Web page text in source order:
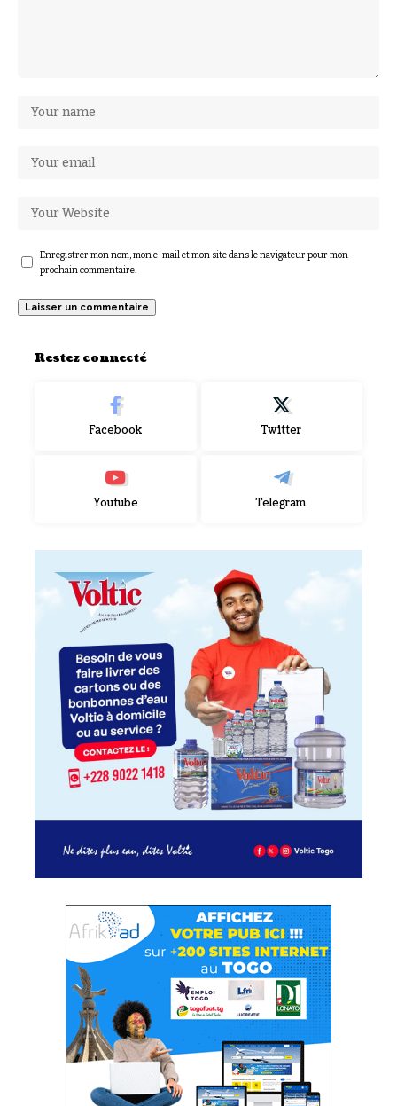
Enregistrer mon nom, mon e-mail et mon site dans le navigateur pour mon
prochain commentaire.
Restez connecté
Facebook Twitter
Youtube Telegram